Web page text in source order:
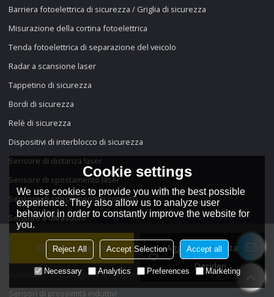
Contattare Ora
Aggiungi Alla Lista Dei
Desideri
Barriera fotoelettrica di sicurezza / Griglia di sicurezza
Misurazione della cortina fotoelettrica
Tenda fotoelettrica di separazione del veicolo
Radar a scansione laser
Tappetino di sicurezza
Bordi di sicurezza
Relè di sicurezza
Dispositivi di interblocco di sicurezza
Sensore di distanza laser
Sensore di spostamento laser
Sensore di spostamento a contatto
Sensore a ultrasuoni
Sensori fotoelettrici
Sensori di colore
Automazione di magazzino e logistica
Sensori di prossimità induttivi
Cookie settings
We use cookies to provide you with the best possible
experience. They also allow us to analyze user
behavior in order to constantly improve the website for
you.
Reject All Accept Selection Accept all
Necessary Analytics Preferences Marketing